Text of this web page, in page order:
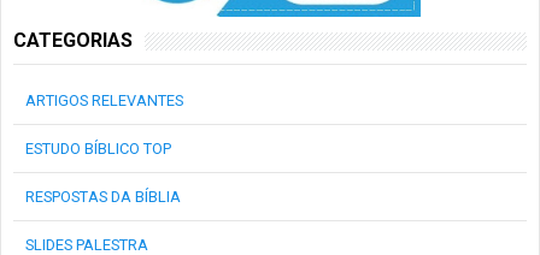
CATEGORIAS
ARTIGOS RELEVANTES
ESTUDO BÍBLICO TOP
RESPOSTAS DA BÍBLIA
SLIDES PALESTRA